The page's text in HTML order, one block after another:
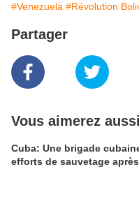
#Venezuela #Révolution
Partager
Vous aimerez aussi
Cuba: Une brigade
efforts de sauvetage